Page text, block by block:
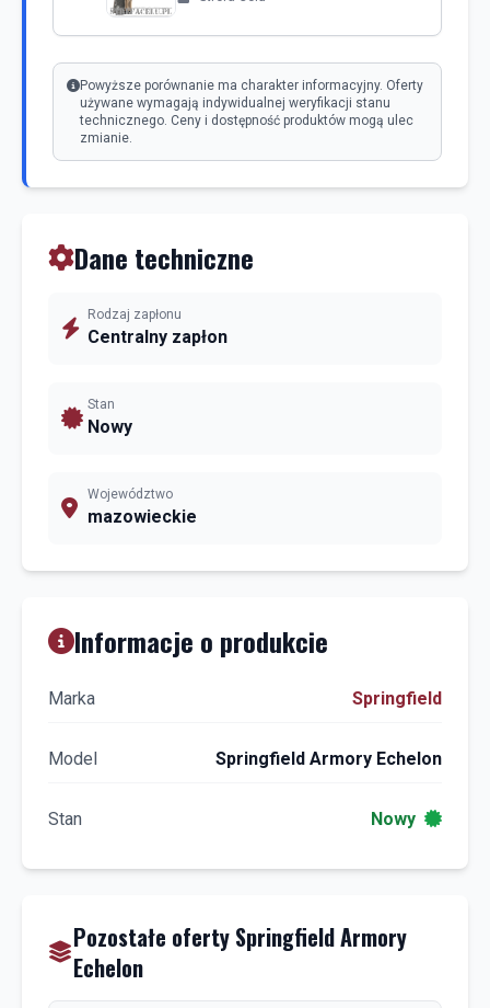
Powyższe porównanie ma charakter informacyjny. Oferty
używane wymagają indywidualnej weryfikacji stanu
technicznego. Ceny i dostępność produktów mogą ulec
zmianie.
Dane techniczne
Rodzaj zapłonu
Centralny zapłon
Stan
Nowy
Województwo
mazowieckie
Informacje o produkcie
Marka Springfield
Model Springfield Armory Echelon
Stan Nowy
Pozostałe oferty Springfield Armory
Echelon